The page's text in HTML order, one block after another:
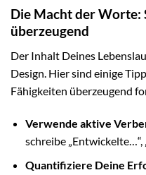
Die Macht der Worte:
überzeugend
Der Inhalt Deines
Design. Hier sind einige
Fähigkeiten überzeugend
Verwende aktive
schreibe
Quantifiziere Deine